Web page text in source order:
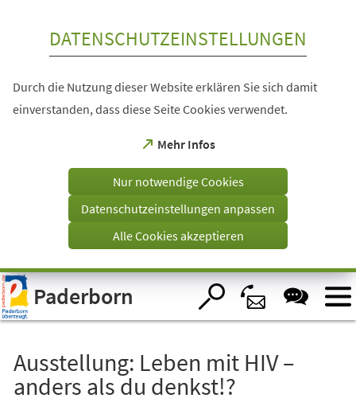
Visuelle
Assistenzsoftware
öffnen.
DATENSCHUTZEINSTELLUNGEN
Durch die Nutzung dieser Website erklären Sie sich damit
einverstanden, dass diese Seite Cookies verwendet.
Mehr Infos
(Öffnet
einem
Tab)
Nur notwendige Cookies
Datenschutzeinstellungen anpassen
Alle Cookies akzeptieren
Paderborn
Ausstellung: Leben mit HIV –
anders als du denkst!?